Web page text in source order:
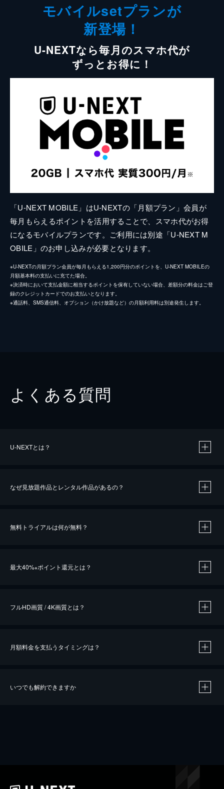
モバイルsetプランが
新登場！
U-NEXTなら毎月のスマホ代が
ずっとお得に！
「U-NEXT MOBILE」はU-NEXTの「月額プラン」会員が
毎月もらえるポイントを活用することで、スマホ代がお得
になるモバイルプランです。ご利用には別途「U-NEXT M
OBILE」のお申し込みが必要となります。
※U-NEXTの月額プラン会員が毎月もらえる1,200円分のポイントを、U-NEXT MOBILEの
月額基本料の支払いに充てた場合。
※決済時において支払金額に相当するポイントを保有していない場合、差額分の料金はご登
録のクレジットカードでのお支払いとなります。
※通話料、SMS通信料、オプション（かけ放題など）の月額利用料は別途発生します。
よくある質問
U-NEXTとは？
なぜ見放題作品とレンタル作品があるの？
無料トライアルは何が無料？
最大40%※ポイント還元とは？
※40％ポイント還元の対象は、クレジットカード決済による作品の購入 / レンタルです。
iOSアプリのUコイン決済による作品の購入 / レンタルは、20％のポイント還元です。
フルHD画質 / 4K画質とは？
月額料金を支払うタイミングは？
いつでも解約できますか